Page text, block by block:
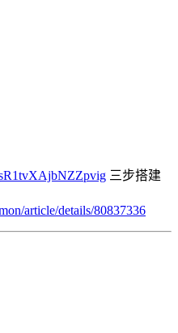
三步搭建
article/details/80837336